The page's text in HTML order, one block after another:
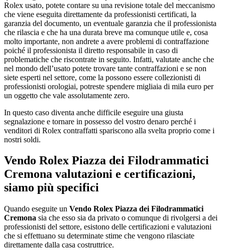
Rolex usato, potete contare su una revisione totale del meccanismo
che viene eseguita direttamente da professionisti certificati, la
garanzia del documento, un eventuale garanzia che il professionista
che rilascia e che ha una durata breve ma comunque utile e, cosa
molto importante, non andrete a avere problemi di contraffazione
poiché il professionista il diretto responsabile in caso di
problematiche che riscontrate in seguito. Infatti, valutate anche che
nel mondo dell’usato potete trovare tante contraffazioni e se non
siete esperti nel settore, come la possono essere collezionisti di
professionisti orologiai, potreste spendere migliaia di mila euro per
un oggetto che vale assolutamente zero.
In questo caso diventa anche difficile eseguire una giusta
segnalazione e tornare in possesso del vostro denaro perché i
venditori di Rolex contraffatti spariscono alla svelta proprio come i
nostri soldi.
Vendo Rolex Piazza dei Filodrammatici
Cremona valutazioni e certificazioni,
siamo più specifici
Quando eseguite un Vendo Rolex Piazza dei Filodrammatici
Cremona sia che esso sia da privato o comunque di rivolgersi a dei
professionisti del settore, esistono delle certificazioni e valutazioni
che si effettuano su determinate stime che vengono rilasciate
direttamente dalla casa costruttrice.